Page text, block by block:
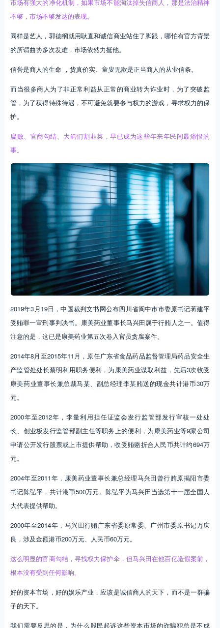
市场有强大的净化机制，如果市场不能淘汰掉失信商人，那是法治精神
不够，市场不够发达的表现。
同样是艺人，郭德纲就用耿直和诚信商业站住了脚跟，哪怕有官方背景
的所谓曲协多次发难，市场依然力挺他。
信誉是商人的生命 ，货真价实、童叟无欺是正当商人的从业信条。
而当很多商人为了非正常利益从正常的商业转为诈业时，为了突破监
管，为了获得特殊待遇，不可避免就要参与权力的游戏，寻求权力的保
护。
腐败、官商勾结、大鳄们割韭菜，早已成为这些年来年民间最痛恨的
事。
2019年3月19日，中国裁判文书网公布四川省阆中市市委原书记蒋建平
受贿罪一审刑事判决书。康美药业董事长马兴田属于行贿人之一。值得
注意的是，这已是康美药业第五次卷入官员贪腐案件。
2014年8月至2015年11月，原任广东省食品药品监督管理局药品安全生
产监管处处长蔡明利用职务便利，为康美药业谋取利益，先后3次收受
康美药业董事长兼总裁马某、副总经理李某贿送的现金共计港币30万
元。
2000年至2012年，李量利用担任证监会发行监管部发行审核一处处
长、创业板发行监管部副主任等职务上的便利，为康美药业等9家公司
申请公开发行股票或上市提供帮助，收受贿赂折合人民币共计约694万
元。
2004年至2011年，康美药业董事长兼总经理马兴田曾行贿原揭阳市委
书记陈弘平，共计港币500万元。陈弘平为马兴田当选第十一届全国人
大代表提供帮助。
2000年至2014年，马兴田行贿广东省委原常委、广州市委原书记万庆
良，涉及金额港币200万元、人民币60万元。
这么明显的官商勾结，寻找权力保护伞，但马兴田在他百亿造假案前，
根本没有受到任何影响。
好的资本市场，好的娱乐产业，应该是诚信商人的天下，而不是一群骗
子的天下。
我们需要反思的是，为什么股民起诉这些资本市场的诈骗犯总是不成